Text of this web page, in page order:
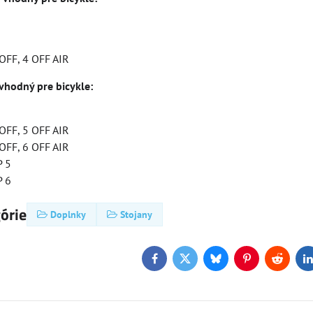
4 OFF AIR
pre bicykle:
5 OFF AIR
6 OFF AIR
5
6
Doplnky Stojany
FacebookTwitterBlueskyPinterestReddit
Deluxe Pro LED